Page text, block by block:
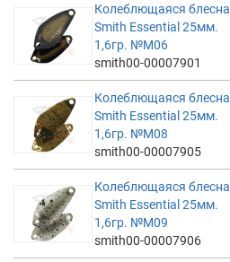
Колеблющаяся блесна
Smith Essential 25мм.
1,6гр. №M06
smith00-00007901
Колеблющаяся блесна
Smith Essential 25мм.
1,6гр. №M08
smith00-00007905
Колеблющаяся блесна
Smith Essential 25мм.
1,6гр. №M09
smith00-00007906